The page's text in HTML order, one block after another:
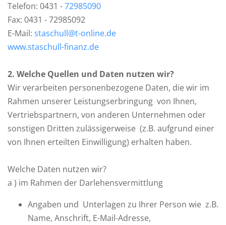
Telefon: 0431 -72985090
Fax: 0431 - 72985092
E-Mail: staschull@t-online.de
www.staschull-finanz.de
2. Welche Quellen und Daten nutzen wir?
Wir verarbeiten personenbezogene Daten, die wir im
Rahmen unserer Leistungserbringung von Ihnen,
Vertriebspartnern, von anderen Unternehmen oder
sonstigen Dritten zulässigerweise (z.B. aufgrund einer
von Ihnen erteilten Einwilligung) erhalten haben.
Welche Daten nutzen wir?
a ) im Rahmen der Darlehensvermittlung
Angaben und Unterlagen zu Ihrer Person wie z.B.
Name, Anschrift, E-Mail-Adresse,